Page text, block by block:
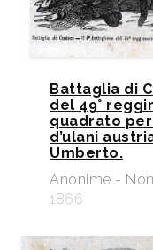
Battaglia di
del 49°
quadrato
d’ulani
Umberto.
Anonime -
1866